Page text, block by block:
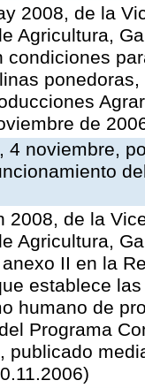
2008, de la
Agricultura,
condiciones
de
4 noviembre,
2008, de la
Agricultura,
II en la
establece
humano de
Programa
publicado